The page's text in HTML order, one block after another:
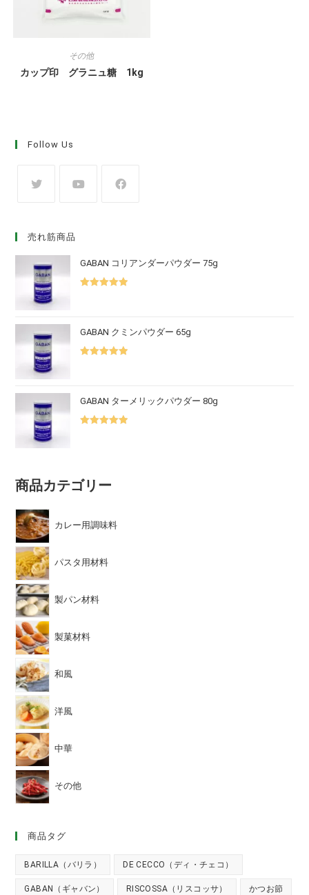
その他
カップ印 グラニュ糖 1kg
Follow Us
売れ筋商品
GABAN コリアンダーパウダー 75g
GABAN クミンパウダー 65g
GABAN ターメリックパウダー 80g
商品カテゴリー
カレー用調味料
パスタ用材料
製パン材料
製菓材料
和風
洋風
中華
その他
商品タグ
BARILLA（バリラ） DE CECCO（ディ・チェコ）
GABAN（ギャバン） RISCOSSA（リスコッサ） かつお節